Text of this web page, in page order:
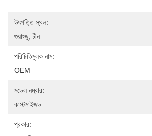
উৎপত্তি স্থল:
গুয়াংজু, চীন
পরিচিতিমুলক নাম:
OEM
মডেল নম্বার:
কাস্টমাইজড
প্রকার: